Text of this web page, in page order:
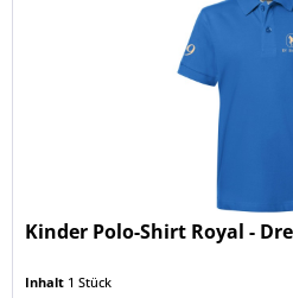
Kinder Polo-Shirt Royal -
Inhalt 1 Stück